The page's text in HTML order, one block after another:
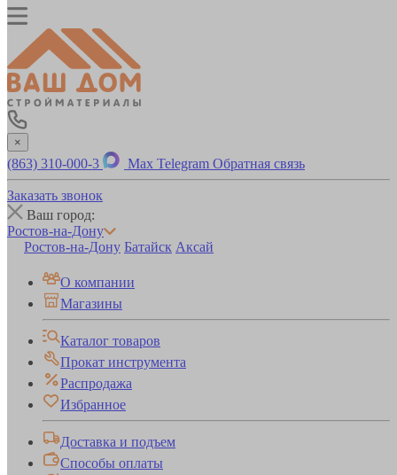
×
(863) 310-000-3 Max Telegram Обратная связь
Заказать звонок
Ваш город:
Ростов-на-Дону
Ростов-на-Дону Батайск Аксай
О компании
Магазины
Каталог товаров
Прокат инструмента
Распродажа
Избранное
Доставка и подъем
Способы оплаты